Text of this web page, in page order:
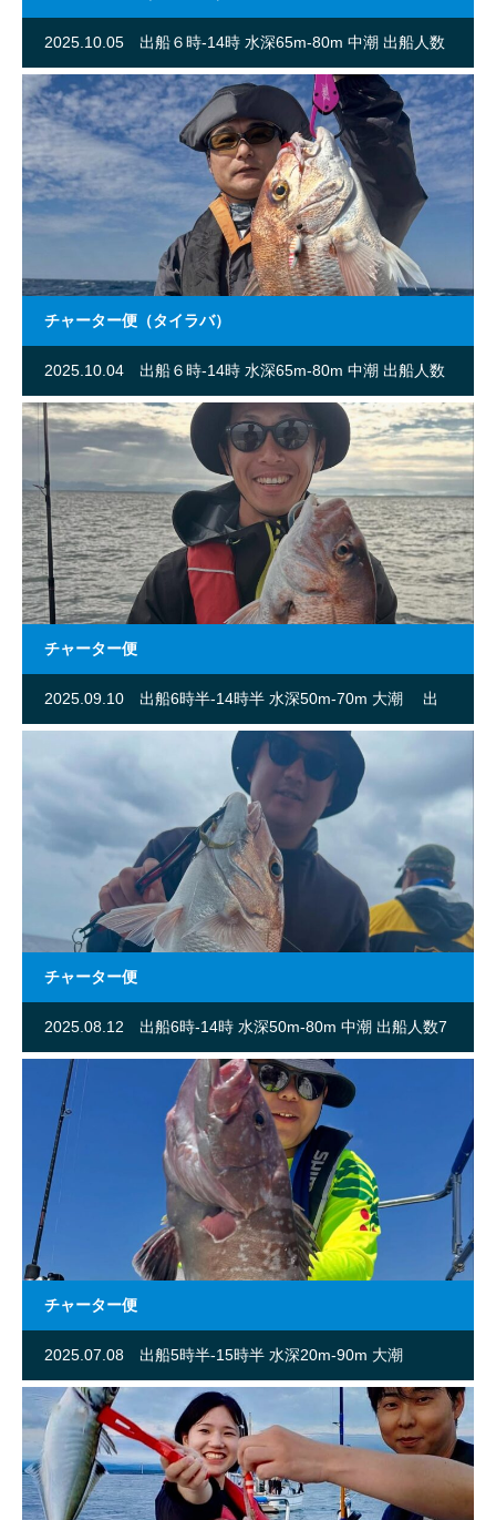
2025.10.05 出船６時-14時 水深65m-80m 中潮 出船人数
9名
チャーター便（タイラバ）
2025.10.04 出船６時-14時 水深65m-80m 中潮 出船人数
9名
チャーター便
2025.09.10 出船6時半-14時半 水深50m-70m 大潮 出
チャーター便
2025.08.12 出船6時-14時 水深50m-80m 中潮 出船人数7
チャーター便
2025.07.08 出船5時半-15時半 水深20m-90m 大潮